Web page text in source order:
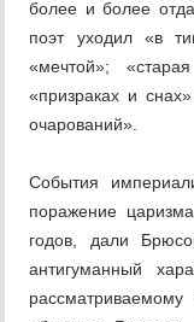
более и более
поэт уходил «в
«мечтой»;
«призраках и
очарований».
События
поражение
годов, дали
антигуманный